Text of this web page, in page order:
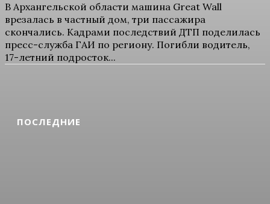
ПОСЛЕДНИЕ
В Архангельской области машина Great Wall
врезалась в частный дом, три пассажира
скончались. Кадрами последствий ДТП поделилась
пресс-служба ГАИ по региону. Погибли водитель,
17-летний подросток...